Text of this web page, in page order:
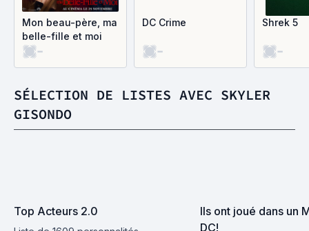
Mon beau-père, ma
belle-fille et moi
-
DC Crime
-
Shrek 5
-
SÉLECTION DE LISTES AVEC SKYLER
GISONDO
Top Acteurs 2.0
Ils ont joué dans un
DC!